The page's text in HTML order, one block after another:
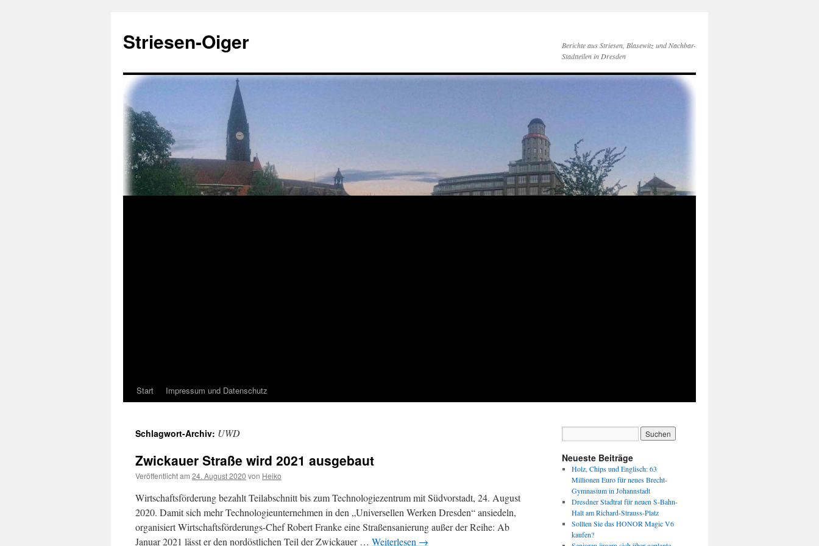
springen
Striesen-Oiger
Berichte aus Striesen, Blasewitz und Nachbar-
Stadtteilen in Dresden
Start Impressum und Datenschutz
Schlagwort-Archiv: UWD
Zwickauer Straße wird 2021 ausgebaut
Veröffentlicht am 24. August 2020 von Heiko
Wirtschaftsförderung bezahlt Teilabschnitt bis zum Technologiezentrum mit Südvorstadt, 24. August
2020. Damit sich mehr Technologieunternehmen in den „Universellen Werken Dresden“ ansiedeln,
organisiert Wirtschaftsförderungs-Chef Robert Franke eine Straßensanierung außer der Reihe: Ab
Januar 2021 lässt er den nordöstlichen Teil der Zwickauer … Weiterlesen →
Neueste Beiträge
Holz, Chips und Englisch: 63
Millionen Euro für neues Brecht-
Gymnasium in Johannstadt
Dresdner Stadtrat für neuen S-Bahn-
Halt am Richard-Strauss-Platz
Sollten Sie das HONOR Magic V6
kaufen?